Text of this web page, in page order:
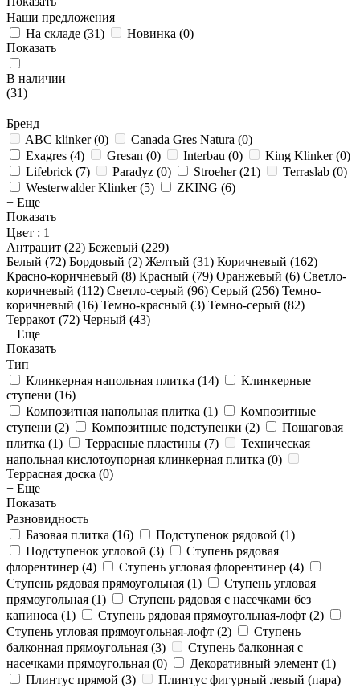
Наши предложения
На складе (31) Новинка (0)
Показать
В наличии
(31)
Бренд
ABC klinker(0) Canada Gres Natura (0)
Exagres (4) Gresan (0) Interbau (0) King Klinker(0)
Lifebrick (7) Paradyz (0) Stroeher(21) Terraslab (0)
Westerwalder Klinker(5) ZKING (6)
+ Еще
Показать
Цвет : 1
Антрацит (22) Бежевый (229)
Белый (72) Бордовый (2) Желтый (31) Коричневый (162)
Красно-коричневый (8) Красный (79) Оранжевый (6) Светло-
коричневый (112) Светло-серый (96) Серый (256) Темно-
коричневый (16) Темно-красный (3) Темно-серый (82)
Терракот (72) Черный (43)
+ Еще
Показать
Тип
Клинкерная напольная плитка (14)
Клинкерные
ступени (16)
Композитная напольная плитка (1)
Композитные
ступени (2) Композитные подступенки (2)
Пошаговая
плитка (1) Террасные пластины (7)
Техническая
напольная кислотоупорная клинкерная плитка (0)
Террасная доска (0)
+ Еще
Показать
Разновидность
Базовая плитка (16) Подступенок рядовой (1)
Подступенок угловой (3)
Ступень рядовая
флорентинер (4) Ступень угловая флорентинер (4)
Ступень рядовая прямоугольная (1)
Ступень угловая
прямоугольная (1)
Ступень рядовая с насечками без
капиноса (1) Ступень рядовая прямоугольная-лофт (2)
Ступень угловая прямоугольная-лофт (2)
Ступень
балконная прямоугольная (3)
Ступень балконная с
насечками прямоугольная (0) Декоративный элемент (1)
Плинтус прямой (3)
Плинтус фигурный левый (пара)